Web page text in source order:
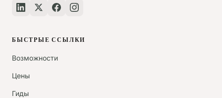
БЫСТРЫЕ ССЫЛКИ
Возможности
Цены
Гиды